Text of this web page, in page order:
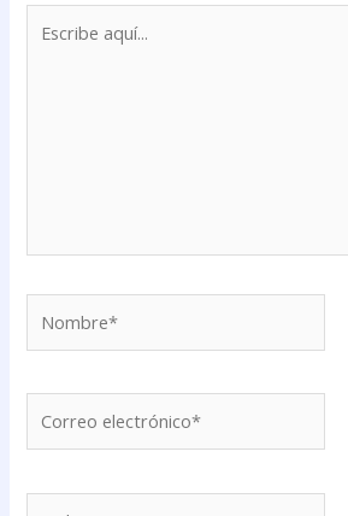
aquí...
electrónico*